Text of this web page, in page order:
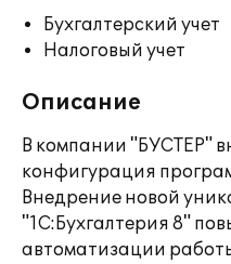
Бухгалтерский учет
Налоговый учет
Описание
В компании "БУСТЕР"
конфигурация
Внедрение новой
"1С:Бухгалтерия 8"
автоматизации